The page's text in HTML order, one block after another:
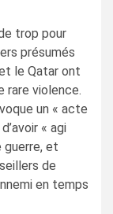
trop pour
présumés
le Qatar ont
rare violence.
un « acte
« agi
guerre, et
de
en temps